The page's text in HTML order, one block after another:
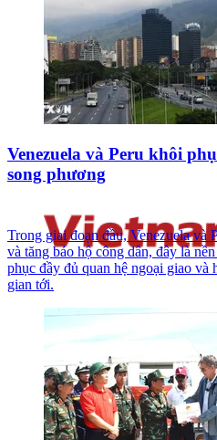
Venezuela và Peru khôi
song phương
Trong giai đoạn đầu, Venezuela và
và tăng bảo hộ công dân, đây là
phục đầy đủ quan hệ ngoại giao và
gian tới.